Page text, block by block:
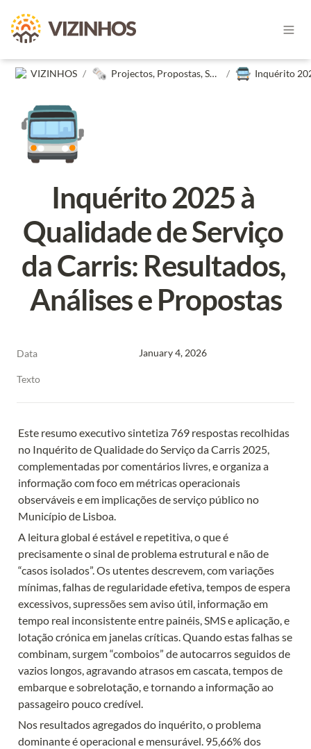
VIZINHOS / 🗞️ Projectos, Propostas, Subscrições, Estudos e Petições dos Vizinhos / 🚍
🚍
Inquérito 2025 à
Qualidade de Serviço
da Carris: Resultados,
Análises e Propostas
Data January 4, 2026
Texto
Este resumo executivo sintetiza 769 respostas recolhidas
no Inquérito de Qualidade do Serviço da Carris 2025,
complementadas por comentários livres, e organiza a
informação com foco em métricas operacionais
observáveis e em implicações de serviço público no
Município de Lisboa.
A leitura global é estável e repetitiva, o que é
precisamente o sinal de problema estrutural e não de
“casos isolados”. Os utentes descrevem, com variações
mínimas, falhas de regularidade efetiva, tempos de espera
excessivos, supressões sem aviso útil, informação em
tempo real inconsistente entre painéis, SMS e aplicação, e
lotação crónica em janelas críticas. Quando estas falhas se
combinam, surgem “comboios” de autocarros seguidos de
vazios longos, agravando atrasos em cascata, tempos de
embarque e sobrelotação, e tornando a informação ao
passageiro pouco credível.
Nos resultados agregados do inquérito, o problema
dominante é operacional e mensurável. 95,66% dos